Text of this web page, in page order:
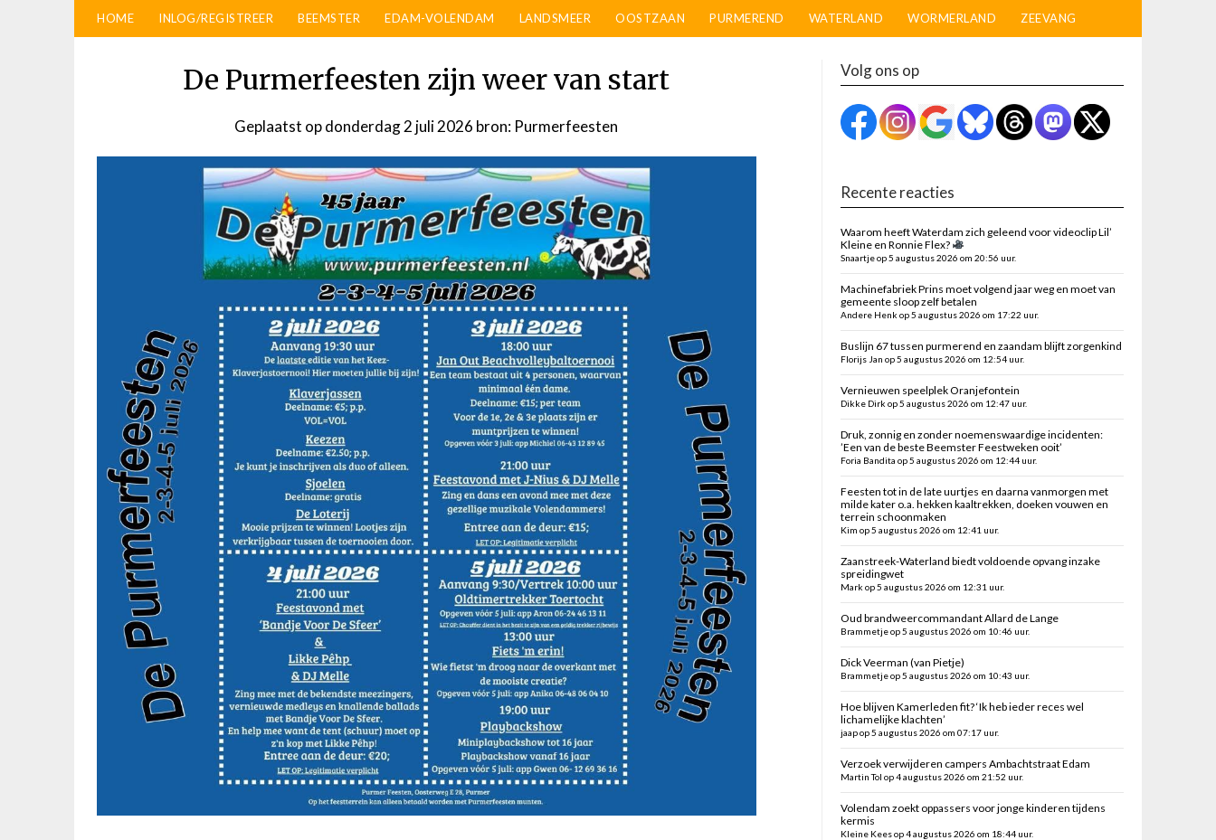
HOME INLOG/REGISTREER BEEMSTER EDAM-VOLENDAM LANDSMEER OOSTZAAN PURMEREND WATERLAND WORMERLAND ZEEVANG
De Purmerfeesten zijn weer van start
Geplaatst opdonderdag 2 juli 2026 door
bron: Purmerfeesten
Volg ons op
Recente reacties
Waarom heeft Waterdam zich geleend voor videoclip Lil’
Kleine en Ronnie Flex?
Snaartje op 5 augustus 2026 om 20:56 uur.
Machinefabriek Prins moet volgend jaar weg en moet van
gemeente sloop zelf betalen
Andere Henk op 5 augustus 2026 om 17:22 uur.
Buslijn 67 tussen purmerend en zaandam blijft zorgenkind
Florijs Jan op 5 augustus 2026 om 12:54 uur.
Vernieuwen speelplek Oranjefontein
Dikke Dirk op 5 augustus 2026 om 12:47 uur.
Druk, zonnig en zonder noemenswaardige incidenten:
’Een van de beste Beemster Feestweken ooit’
Foria Bandita op 5 augustus 2026 om 12:44 uur.
Feesten tot in de late uurtjes en daarna vanmorgen met
milde kater o.a. hekken kaaltrekken, doeken vouwen en
terrein schoonmaken
Kim op 5 augustus 2026 om 12:41 uur.
Zaanstreek-Waterland biedt voldoende opvang inzake
spreidingwet
Mark op 5 augustus 2026 om 12:31 uur.
Oud brandweercommandant Allard de Lange
Brammetje op 5 augustus 2026 om 10:46 uur.
Dick Veerman (van Pietje)
Brammetje op 5 augustus 2026 om 10:43 uur.
Hoe blijven Kamerleden fit? ‘Ik heb ieder reces wel
lichamelijke klachten’
jaap op 5 augustus 2026 om 07:17 uur.
Verzoek verwijderen campers Ambachtstraat Edam
Martin Tol op 4 augustus 2026 om 21:52 uur.
Volendam zoekt oppassers voor jonge kinderen tijdens
kermis
Kleine Kees op 4 augustus 2026 om 18:44 uur.